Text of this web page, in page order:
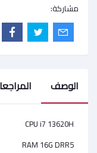
مشاركة:
الوصف
CPU i7 13620H
RAM 16G DRR5